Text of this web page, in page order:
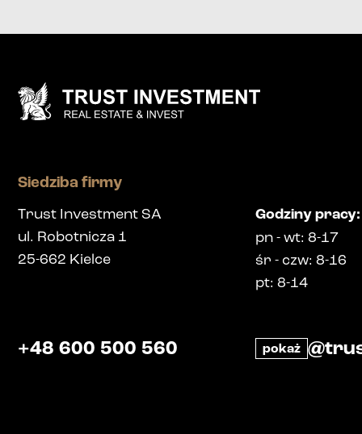
Siedziba firmy
Trust Investment SA
ul. Robotnicza 1
25-662 Kielce
Godziny pracy:
pn-wt: 8-17
śr - czw: 8-16
pt: 8-14
+48 600 500 560 pokaż